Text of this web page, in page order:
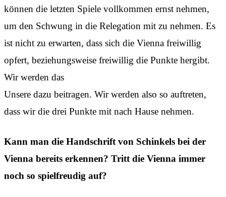
können die letzten Spiele vollkommen ernst nehmen,
um den Schwung in die Relegation mit zu nehmen. Es
ist nicht zu erwarten, dass sich die Vienna freiwillig
opfert, beziehungsweise freiwillig die Punkte hergibt.
Wir werden das
Unsere dazu beitragen. Wir werden also so auftreten,
dass wir die drei Punkte mit nach Hause nehmen.
Kann man die Handschrift von Schinkels bei der
Vienna bereits erkennen? Tritt die Vienna immer
noch so spielfreudig auf?